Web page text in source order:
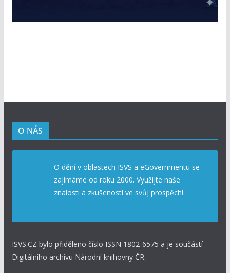
O NÁS
O dění v oblastech ISVS a eGovernmentu se
zajímáme od roku 2000. Využijte naše
znalosti a zkušenosti ve svůj prospěch!
ISVS.CZ bylo přiděleno číslo ISSN 1802-6575 a je součástí
Digitálního archivu Národní knihovny ČR.